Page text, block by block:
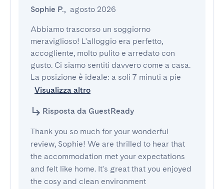
Sophie P., agosto 2026
Abbiamo trascorso un soggiorno
meraviglioso! L'alloggio era perfetto,
accogliente, molto pulito e arredato con
gusto. Ci siamo sentiti davvero come a casa.
La posizione è ideale: a soli 7 minuti a pie
Visualizza altro
Risposta da GuestReady
Thank you so much for your wonderful
review, Sophie! We are thrilled to hear that
the accommodation met your expectations
and felt like home. It's great that you enjoyed
the cosy and clean environment